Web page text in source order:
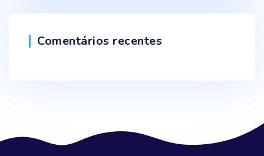
Comentários recentes